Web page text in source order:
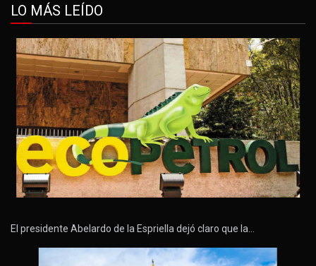
LO MÁS LEÍDO
El presidente Abelardo de la Espriella dejó claro que la…